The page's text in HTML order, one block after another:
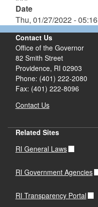
Date
Thu, 01/27/2022 - 05:16
Contact Us
Office of the Governor
82 Smith Street
Providence, RI 02903
Phone: (401) 222-2080
Fax: (401) 222-8096
Contact Us
Related Sites
RI General Laws
RI Government Agencies
RI Transparency Portal